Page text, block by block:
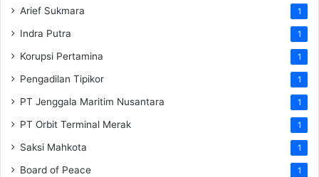
Arief Sukmara 1
Indra Putra 1
Korupsi Pertamina 1
Pengadilan Tipikor 1
PT Jenggala Maritim Nusantara 1
PT Orbit Terminal Merak 1
Saksi Mahkota 1
Board of Peace 1